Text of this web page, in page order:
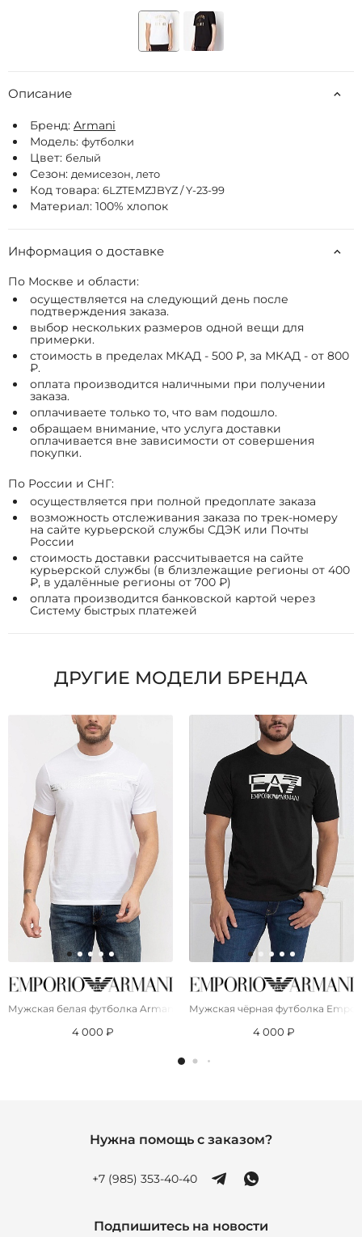
Описание
Бренд: Armani
Модель: футболки
Цвет: белый
Сезон: демисезон, лето
Код товара: 6LZTEMZJBYZ / Y-23-99
Материал: 100% хлопок
Информация о доставке
По Москве и области:
осуществляется на следующий день после
подтверждения заказа.
выбор нескольких размеров одной вещи для
примерки.
стоимость в пределах МКАД - 500 ₽, за МКАД - от 800
₽.
оплата производится наличными при получении
заказа.
оплачиваете только то, что вам подошло.
обращаем внимание, что услуга доставки
оплачивается вне зависимости от совершения
покупки.
По России и СНГ:
осуществляется при полной предоплате заказа
возможность отслеживания заказа по трек-номеру
на сайте курьерской службы СДЭК или Почты
России
стоимость доставки рассчитывается на сайте
курьерской службы (в близлежащие регионы от 400
₽, в удалённые регионы от 700 ₽)
оплата производится банковской картой через
Систему быстрых платежей
ДРУГИЕ МОДЕЛИ БРЕНДА
Мужская белая футболка Armani Exchange
4 000 ₽
Мужская чёрная футболка
4 000 ₽
Нужна помощь с заказом?
+7 (985) 353-40-40
Подпишитесь на новости